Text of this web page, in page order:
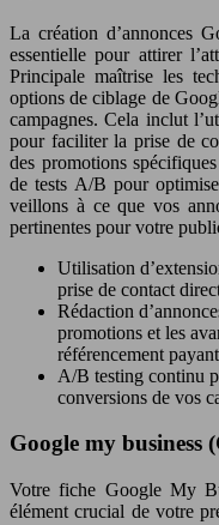
La création d’annonces
essentielle pour attirer
Principale maîtrise les
options de ciblage de
campagnes. Cela inclut
pour faciliter la prise de
des promotions
de tests A/B pour
veillons à ce que vos
pertinentes pour votre
Utilisation
prise de contact
Rédaction
promotions et les
référencement
A/B testing continu
conversions de vos
Google my
Votre fiche Google My
élément crucial de votre